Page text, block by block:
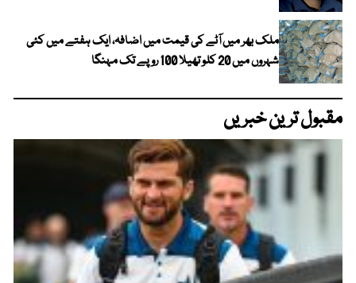
ملک بھر میں آٹے کی قیمت میں اضافہ، ایک ہفتے میں کئی
شہروں میں 20 کلو تھیلا 100 روپے تک مہنگا
مقبول ترین خبریں